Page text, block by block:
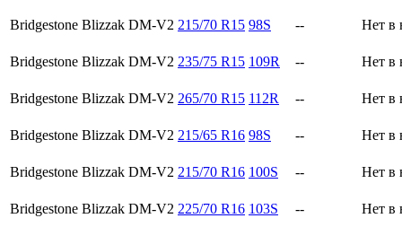
Bridgestone Blizzak DM-V2 215/70 R15 98S -- Нет в
Bridgestone Blizzak DM-V2 235/75 R15 109R -- Нет в
Bridgestone Blizzak DM-V2 265/70 R15 112R -- Нет в
Bridgestone Blizzak DM-V2 215/65 R16 98S -- Нет в
Bridgestone Blizzak DM-V2 215/70 R16 100S -- Нет в
Bridgestone Blizzak DM-V2 225/70 R16 103S -- Нет в